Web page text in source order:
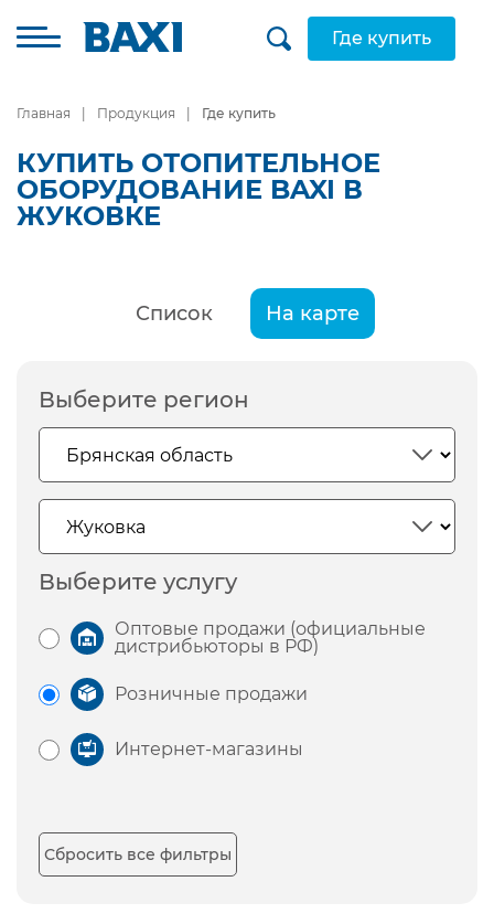
Где купить
Главная Продукция Где купить
КУПИТЬ ОТОПИТЕЛЬНОЕ
ОБОРУДОВАНИЕ BAXI В
ЖУКОВКЕ
Список На карте
Выберите регион
Выберите услугу
Оптовые продажи (официальные
дистрибьюторы в РФ)
Розничные продажи
Интернет-магазины
Сбросить все фильтры